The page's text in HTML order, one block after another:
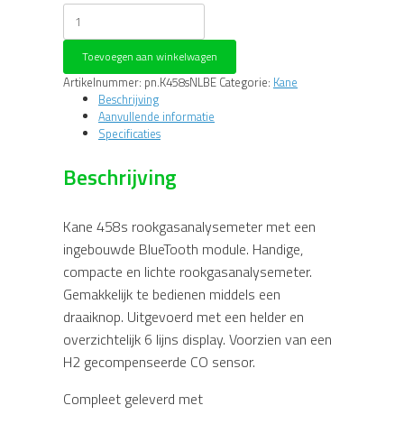
Kane
458S
Rookgasanalysemeter
aantalToevoegen aan winkelwagen
Artikelnummer: pn.K458sNLBE Categorie: Kane
Beschrijving
Aanvullende informatie
Specificaties
Beschrijving
Kane 458s rookgasanalysemeter met een
ingebouwde BlueTooth module. Handige,
compacte en lichte rookgasanalysemeter.
Gemakkelijk te bedienen middels een
draaiknop. Uitgevoerd met een helder en
overzichtelijk 6 lijns display. Voorzien van een
H2 gecompenseerde CO sensor.
Compleet geleverd met